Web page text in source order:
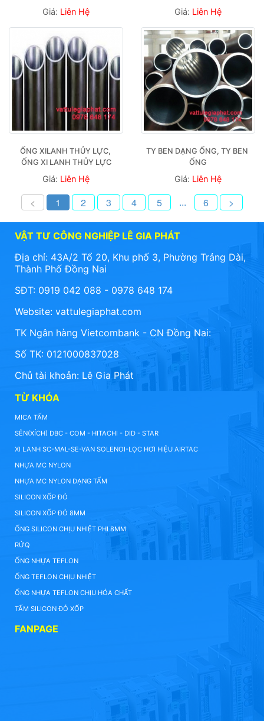
Giá: Liên Hệ Giá: Liên Hệ
ỐNG XILANH THỦY LỰC,
ỐNG XI LANH THỦY LỰC
Giá: Liên Hệ
TY BEN DẠNG ỐNG, TY BEN
ỐNG
Giá: Liên Hệ
< 1 2 3 4 5 ... 6 >
VẬT TƯ CÔNG NGHIỆP LÊ GIA PHÁT
Địa chỉ: 43A/2 Tổ 20, Khu phố 3, Phường Trảng Dài,
Thành Phố Đồng Nai
SĐT: 0919 042 088 - 0978 648 174
Website: vattulegiaphat.com
TK Ngân hàng Vietcombank - CN Đồng Nai:
Số TK: 0121000837028
Chủ tài khoản: Lê Gia Phát
TỪ KHÓA
MICA TẤM
SÊN(XÍCH) DBC - COM - HITACHI - DID - STAR
XI LANH SC-MAL-SE-VAN SOLENOI-LỌC HƠI HIỆU AIRTAC
NHỰA MC NYLON
NHỰA MC NYLON DẠNG TẤM
SILICON XỐP ĐỎ
SILICON XỐP ĐỎ 8MM
ỐNG SILICON CHỊU NHIỆT PHI 8MM
RỬQ
ỐNG NHỰA TEFLON
ỐNG TEFLON CHỊU NHIỆT
ỐNG NHỰA TEFLON CHỊU HÓA CHẤT
TẤM SILICON ĐỎ XỐP
FANPAGE